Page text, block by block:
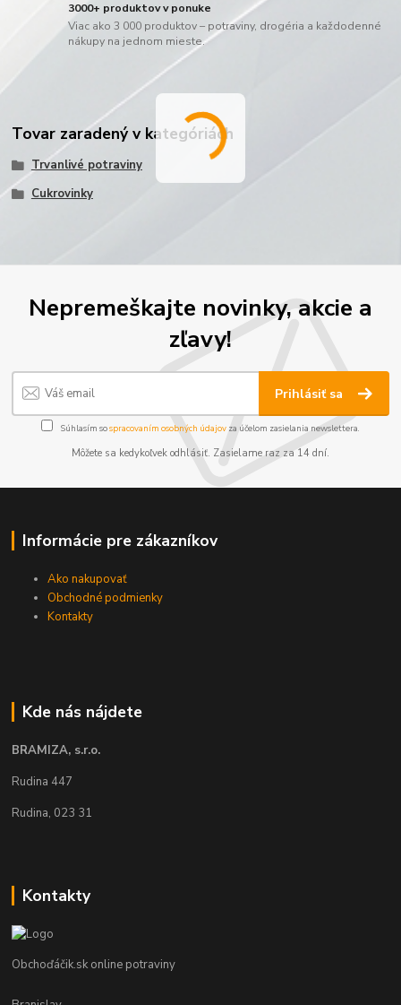
3000+ produktov v ponuke
Viac ako 3 000 produktov – potraviny, drogéria a každodenné
nákupy na jednom mieste.
Tovar zaradený v kategóriách
Trvanlivé potraviny
Cukrovinky
Nepremeškajte novinky, akcie a
zľavy!
Prihlásiť sa
Súhlasím sospracovaním osobných údajov za účelom zasielania newslettera.
Môžete sa kedykoľvek odhlásiť. Zasielame raz za 14 dní.
Informácie pre zákazníkov
Ako nakupovať
Obchodné podmienky
Kontakty
Kde nás nájdete
BRAMIZA, s.r.o.
Rudina 447
Rudina, 023 31
Kontakty
Obchoďáčik.sk online potraviny